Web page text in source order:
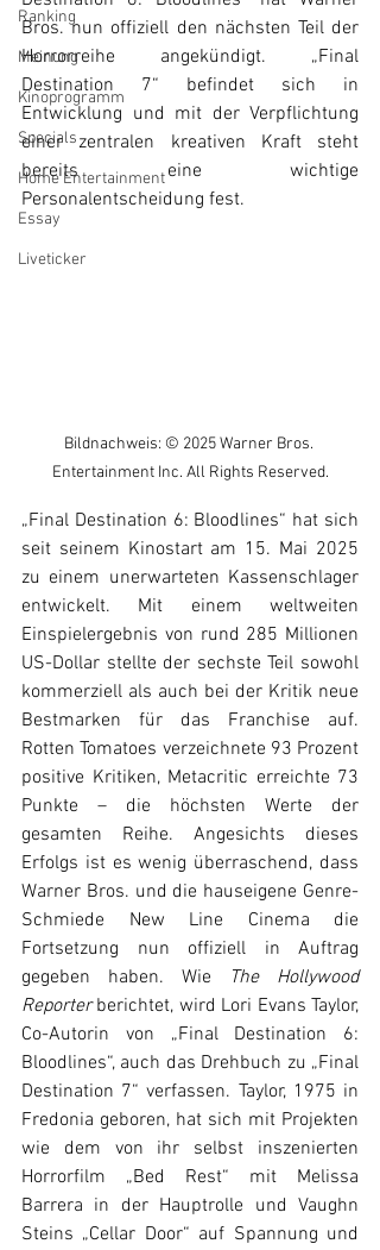
Ranking
Meinung
Kinoprogramm
Specials
Home Entertainment
Essay
Liveticker
Bros. nun offiziell den nächsten Teil der
Horrorreihe angekündigt. „Final
Destination 7“ befindet sich in
Entwicklung und mit der Verpflichtung
einer zentralen kreativen Kraft steht
bereits eine wichtige
Personalentscheidung fest.
Bildnachweis: © 2025 Warner Bros.
Entertainment Inc. All Rights Reserved.
„Final Destination 6: Bloodlines“ hat sich
seit seinem Kinostart am 15. Mai 2025
zu einem unerwarteten Kassenschlager
entwickelt. Mit einem weltweiten
Einspielergebnis von rund 285 Millionen
US-Dollar stellte der sechste Teil sowohl
kommerziell als auch bei der Kritik neue
Bestmarken für das Franchise auf.
Rotten Tomatoes verzeichnete 93 Prozent
positive Kritiken, Metacritic erreichte 73
Punkte – die höchsten Werte der
gesamten Reihe. Angesichts dieses
Erfolgs ist es wenig überraschend, dass
Warner Bros. und die hauseigene Genre-
Schmiede New Line Cinema die
Fortsetzung nun offiziell in Auftrag
gegeben haben. Wie
The Hollywood
Reporter berichtet, wird Lori Evans Taylor,
Co-Autorin von „Final Destination 6:
Bloodlines“, auch das Drehbuch zu „Final
Destination 7“ verfassen. Taylor, 1975 in
Fredonia geboren, hat sich mit Projekten
wie dem von ihr selbst inszenierten
Horrorfilm „Bed Rest“ mit Melissa
Barrera in der Hauptrolle und Vaughn
Steins „Cellar Door“ auf Spannung und